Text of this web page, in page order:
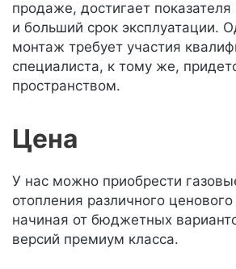
продаже, достигает показателя
и больший срок эксплуатации.
монтаж требует участия
специалиста, к тому же,
пространством.
Цена
У нас можно приобрести
отопления различного ценового
начиная от бюджетных
версий премиум класса.